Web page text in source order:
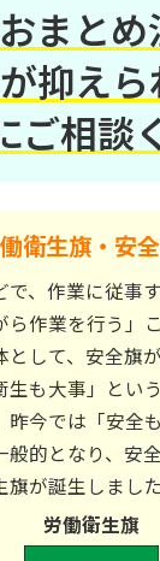
まと
抑えら
ご相談
衛生旗・安
、作業に従事
ら作業を行う」
として、安全旗
生も大事」とい
昨今では「安全
般的となり、安
が誕生しました
労働衛生旗